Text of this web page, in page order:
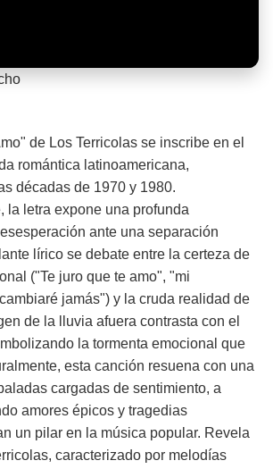
la reproducción
de Los Terricolas se inscribe en el
romántica latinoamericana,
décadas de 1970 y 1980.
la letra expone una profunda
ante una separación
lírico se debate entre la certeza de
("Te juro que te amo", "mi
jamás") y la cruda realidad de
de la lluvia afuera contrasta con el
la tormenta emocional que
esta canción resuena con una
cargadas de sentimiento, a
amores épicos y tragedias
un pilar en la música popular. Revela
caracterizado por melodías